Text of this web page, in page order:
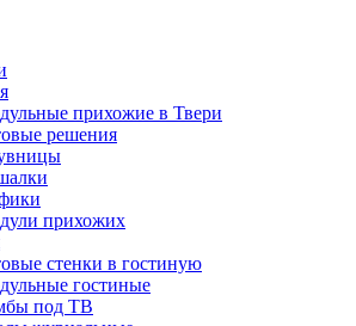
прихожие в Твери
решения
прихожих
стенки в гостиную
гостиные
под ТВ